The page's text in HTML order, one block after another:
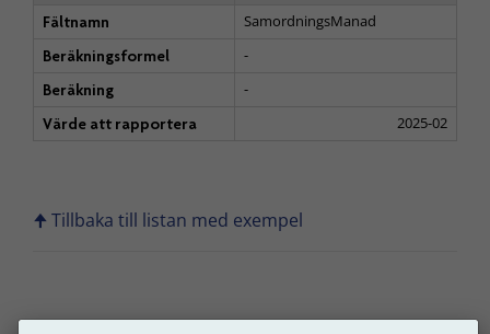
Fältnamn
SamordningsManad
Beräkningsformel
-
Beräkning
-
Värde att rapportera
2025-02
🠉 Tillbaka till listan med exempel